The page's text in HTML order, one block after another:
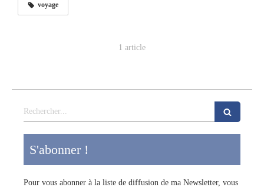
voyage
1 article
Rechercher
S'abonner !
Pour vous abonner à la liste de diffusion de ma Newsletter, vous